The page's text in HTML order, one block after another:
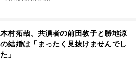
木村拓哉、共演者の前田敦子と勝地涼
の結婚は「まったく見抜けませんでし
た」